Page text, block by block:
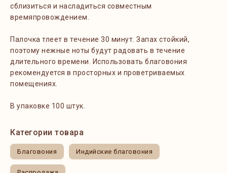
сблизиться и насладиться совместным
времяпровождением.
Палочка тлеет в течение 30 минут. Запах стойкий,
поэтому нежные ноты будут радовать в течение
длительного времени. Использовать благовония
рекомендуется в просторных и проветриваемых
помещениях.
В упаковке 100 штук.
Категории товара
Благовония Индийские благовония